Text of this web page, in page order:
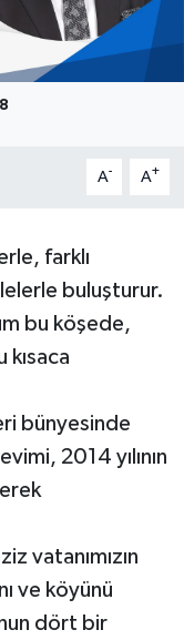
A- A+
farklı
buluşturur.
bu köşede,
bünyesinde
2014 yılının
vatanımızın
ve köyünü
dört bir